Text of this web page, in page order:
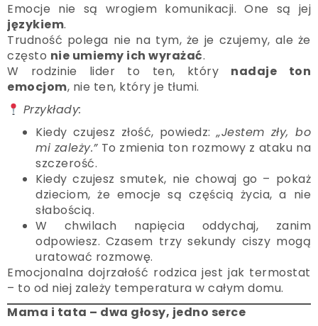
Emocje nie są wrogiem komunikacji. One są jej
językiem.
Trudność polega nie na tym, że je czujemy, ale że
często nie umiemy ich wyrażać.
W rodzinie lider to ten, który nadaje ton
emocjom, nie ten, który je tłumi.
Przykłady:
Kiedy czujesz złość, powiedz:„Jestem zły, bo
mi zależy.”To zmienia ton rozmowy z ataku na
szczerość.
Kiedy czujesz smutek, nie chowaj go – pokaż
dzieciom, że emocje są częścią życia, a nie
słabością.
W chwilach napięcia oddychaj, zanim
odpowiesz. Czasem trzy sekundy ciszy mogą
uratować rozmowę.
Emocjonalna dojrzałość rodzica jest jak termostat
– to od niej zależy temperatura w całym domu.
Mama i tata – dwa głosy, jedno serce